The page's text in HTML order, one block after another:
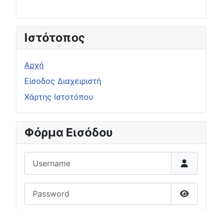
Ιστότοπος
Αρχή
Είσοδος Διαχειριστή
Χάρτης Ιστοτόπου
Φόρμα Εισόδου
Show